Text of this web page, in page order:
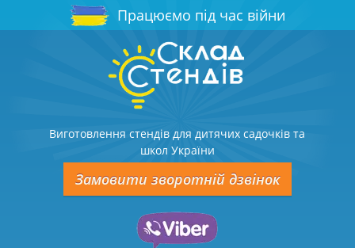
Працюємо під час війни
Виготовлення стендів для дитячих садочків та
школ України
Замовити зворотній дзвінок